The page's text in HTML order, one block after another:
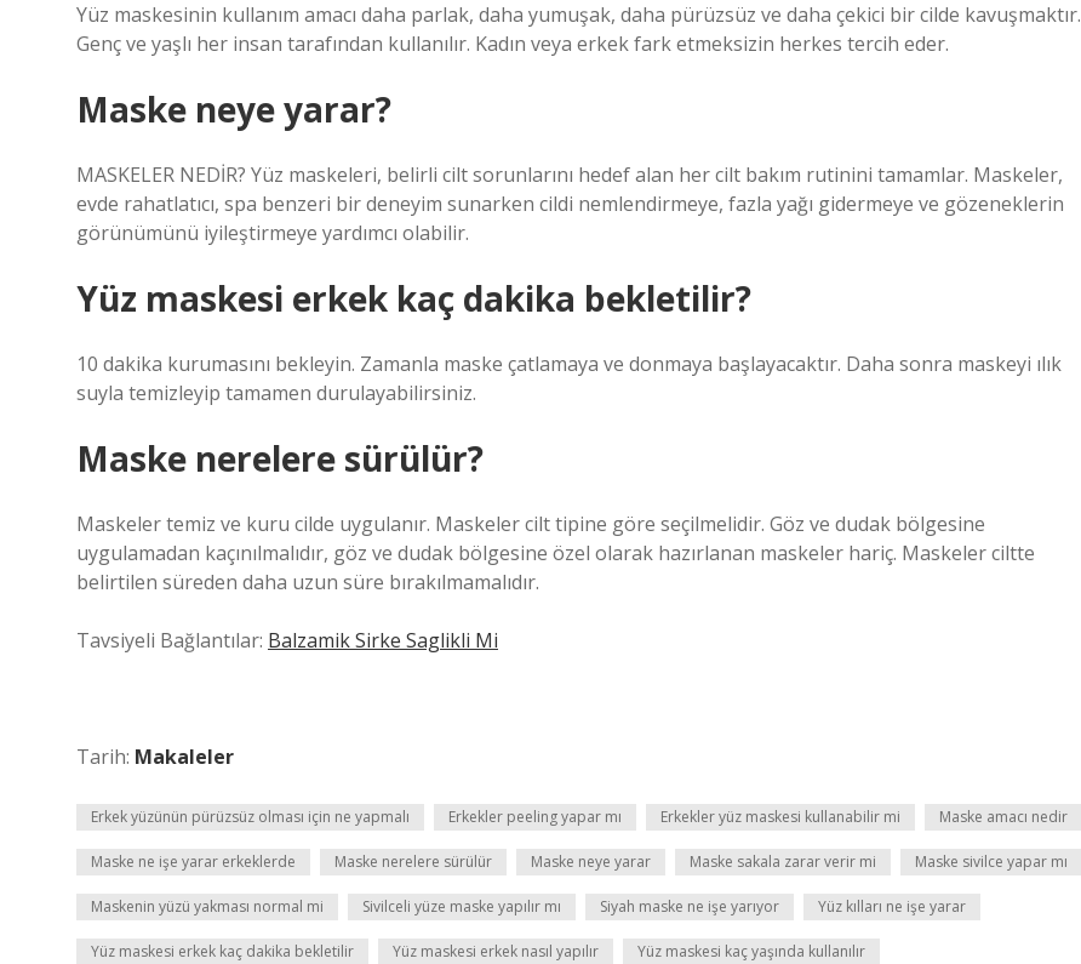
Yüz maskesinin kullanım amacı daha parlak, daha yumuşak, daha pürüzsüz ve daha çekici bir cilde kavuşmaktır.
Genç ve yaşlı her insan tarafından kullanılır. Kadın veya erkek fark etmeksizin herkes tercih eder.
Maske neye yarar?
MASKELER NEDİR? Yüz maskeleri, belirli cilt sorunlarını hedef alan her cilt bakım rutinini tamamlar. Maskeler,
evde rahatlatıcı, spa benzeri bir deneyim sunarken cildi nemlendirmeye, fazla yağı gidermeye ve gözeneklerin
görünümünü iyileştirmeye yardımcı olabilir.
Yüz maskesi erkek kaç dakika bekletilir?
10 dakika kurumasını bekleyin. Zamanla maske çatlamaya ve donmaya başlayacaktır. Daha sonra maskeyi ılık
suyla temizleyip tamamen durulayabilirsiniz.
Maske nerelere sürülür?
Maskeler temiz ve kuru cilde uygulanır. Maskeler cilt tipine göre seçilmelidir. Göz ve dudak bölgesine
uygulamadan kaçınılmalıdır, göz ve dudak bölgesine özel olarak hazırlanan maskeler hariç. Maskeler ciltte
belirtilen süreden daha uzun süre bırakılmamalıdır.
Tavsiyeli Bağlantılar: Balzamik Sirke Saglikli Mi
Tarih: Makaleler
Erkek yüzünün pürüzsüz olması için ne yapmalı Erkekler peeling yapar mı Erkekler yüz maskesi kullanabilir mi Maske amacı nedir
Maske ne işe yarar erkeklerde Maske nerelere sürülür Maske neye yarar Maske sakala zarar verir mi Maske sivilce yapar mı
Maskenin yüzü yakması normal mi Sivilceli yüze maske yapılır mı Siyah maske ne işe yarıyor Yüz kılları ne işe yarar
Yüz maskesi erkek kaç dakika bekletilir Yüz maskesi erkek nasıl yapılır Yüz maskesi kaç yaşında kullanılır